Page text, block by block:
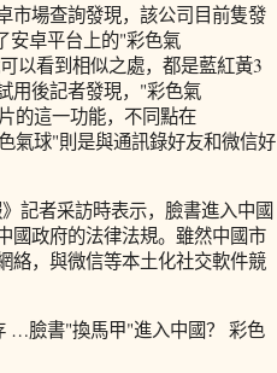
市場查詢發現，該公司目前隻發
安卓平台上的"彩色氣
以看到相似之處，都是藍紅黃3
用後記者發現，"彩色氣
的這一功能，不同點在
氣球"則是與通訊錄好友和微信好
記者采訪時表示，臉書進入中國
國政府的法律法規。雖然中國市
絡，與微信等本土化社交軟件競
…臉書"換馬甲"進入中國？ 彩色